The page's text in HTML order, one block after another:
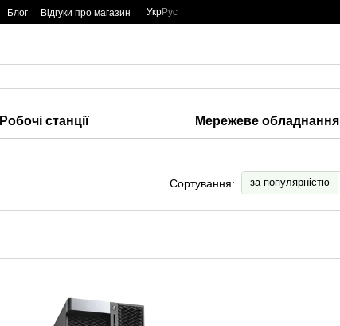
Блог Відгуки про магазин УкрРус
Робочі станції Мережеве обладнання
Сортування: за популярністю